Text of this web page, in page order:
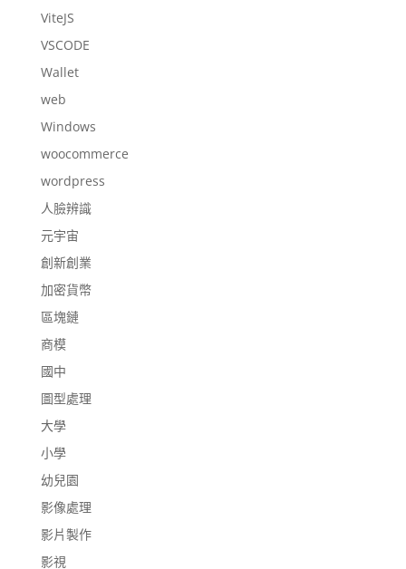
ViteJS
VSCODE
Wallet
web
Windows
woocommerce
wordpress
人臉辨識
元宇宙
創新創業
加密貨幣
區塊鏈
商模
國中
圖型處理
大學
小學
幼兒園
影像處理
影片製作
影視